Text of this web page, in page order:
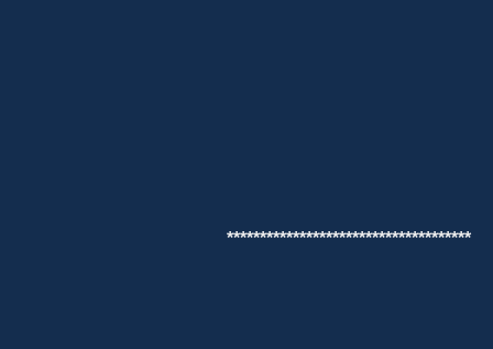
*************************************